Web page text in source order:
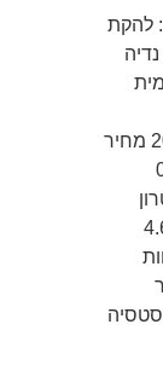
להקת
גבעתיים – חמישי 28.3 בשעה 20:30 מחיר
03-
רבקה קראון, שלישי 4.6
הנחות